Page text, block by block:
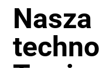
Nasza